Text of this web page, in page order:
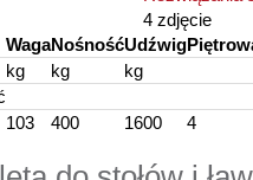
4 zdjęcie
WagaNośnośćUdźwig
kg kg
kg
103 400 1600 4